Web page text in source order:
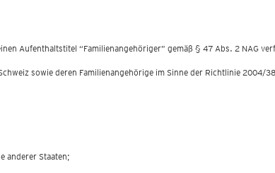
Aufenthaltstitel “Familienangehöriger” gemäß § 47 Abs. 2 NAG
sowie deren Familienangehörige im Sinne der Richtlinie 2004/
anderer Staaten;